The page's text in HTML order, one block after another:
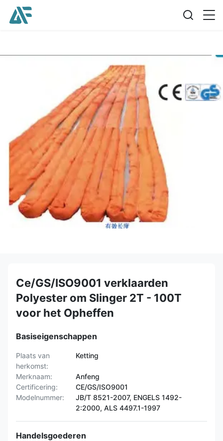
Ce/GS/ISO9001 verklaarden
Polyester om Slinger 2T - 100T
voor het Opheffen
Basiseigenschappen
Plaats van
herkomst:
Ketting
Merknaam:
Anfeng
Certificering:
CE/GS/ISO9001
Modelnummer:
JB/T 8521-2007, ENGELS 1492-
2:2000, ALS 4497.1-1997
Handelsgoederen